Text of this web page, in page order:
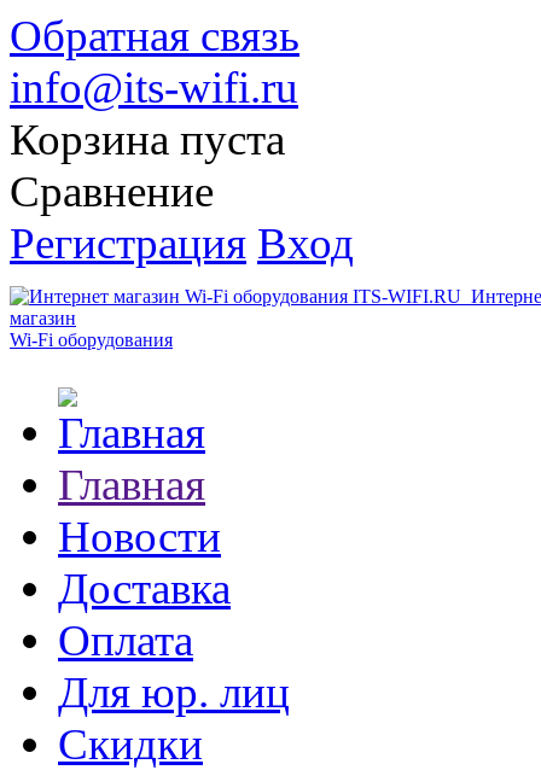
Обратная связь
info@its-wifi.ru
Корзина пуста
Сравнение
Регистрация Вход
магазин
Wi-Fi оборудования
Главная
Новости
Доставка
Оплата
Для юр. лиц
Скидки